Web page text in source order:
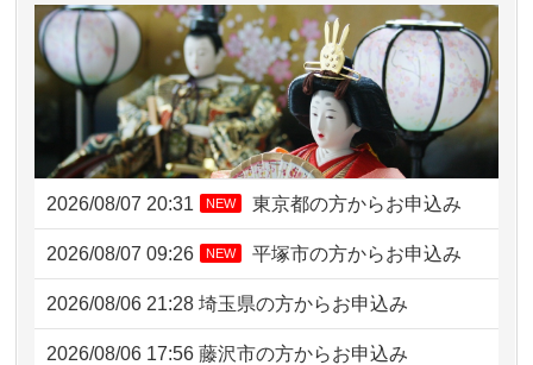
2026/08/07 20:31 NEW 東京都の方からお申込み
2026/08/07 09:26 NEW 平塚市の方からお申込み
2026/08/06 21:28 埼玉県の方からお申込み
2026/08/06 17:56 藤沢市の方からお申込み